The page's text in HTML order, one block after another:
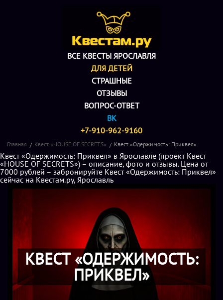
ВСЕ КВЕСТЫ ЯРОСЛАВЛЯ
ДЛЯ ДЕТЕЙ
СТРАШНЫЕ
ОТЗЫВЫ
ВОПРОС-ОТВЕТ
ВК
+7-910-962-9160
Главная Квест «HOUSE OF SECRETS» Квест «Одержимость: Приквел»
Квест «Одержимость: Приквел» в Ярославле (проект Квест
«HOUSE OF SECRETS») – описание, фото и отзывы. Цена от
7000 рублей – забронируйте Квест «Одержимость: Приквел»
сейчас на Квестам.ру, Ярославль
КВЕСТ «ОДЕРЖИМОСТЬ:
ПРИКВЕЛ»